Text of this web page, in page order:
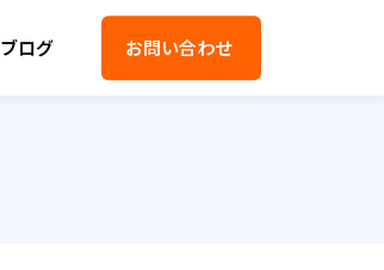
ブログ お問い合わせ